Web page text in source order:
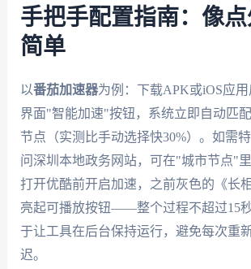
手把手配置指南：像
简单
以番茄加速器为例：下载APK或iOS应
界面"智能加速"按钮，系统立即自动匹
节点（实测比手动选择快30%）。如需
问深圳本地政务网站，可在"城市节点"
打开优酷前开启加速，之前灰色的《长
亮起可播放按钮——整个过程不超过15
于让工具在后台保持运行，避免每次重
迟。